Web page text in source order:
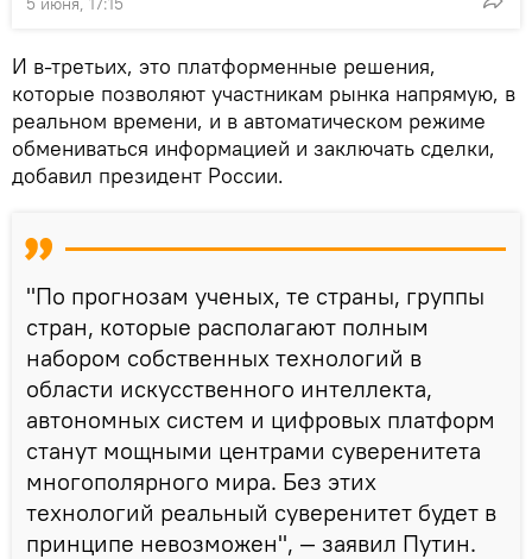
И в-третьих, это платформенные решения,
которые позволяют участникам рынка напрямую, в
реальном времени, и в автоматическом режиме
обмениваться информацией и заключать сделки,
добавил президент России.
"По прогнозам ученых, те страны, группы
стран, которые располагают полным
набором собственных технологий в
области искусственного интеллекта,
автономных систем и цифровых платформ
станут мощными центрами суверенитета
многополярного мира. Без этих
технологий реальный суверенитет будет в
принципе невозможен", — заявил Путин.